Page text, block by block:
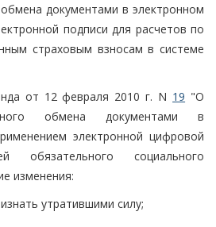
документами в электронном
подписи для расчетов по
страховым взносам в системе
от 12 февраля 2010 г. N 19 "О
обмена документами в
электронной цифровой
социального
изменения:
утратившими силу;